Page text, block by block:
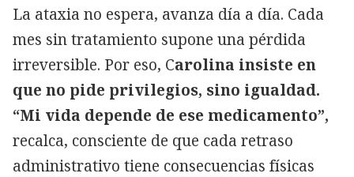
La ataxia no espera, avanza día a día. Cada
mes sin tratamiento supone una pérdida
irreversible. Por eso, Carolina insiste en
que no pide privilegios, sino igualdad.
“Mi vida depende de ese medicamento”,
recalca, consciente de que cada retraso
administrativo tiene consecuencias físicas